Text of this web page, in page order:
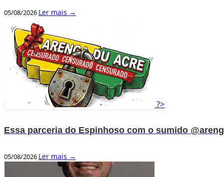
05/08/2026 Ler mais →
?>
Essa parceria do Espinhoso com o sumido
05/08/2026 Ler mais →